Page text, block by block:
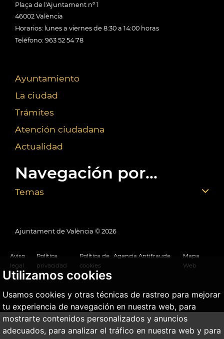
Utilizamos cookies
Usamos cookies y otras técnicas de rastreo para mejorar
tu experiencia de navegación en nuestra web, para
mostrarte contenidos personalizados y anuncios
adecuados, para analizar el tráfico en nuestra web y para
Plaça de l'Ajuntament nº 1
46002 València
Horarios: lunes a viernes de 8:30 a 14:00 horas
Teléfono: 963 52 54 78
Ayuntamiento
La ciudad
Trámites
Atención ciudadana
Actualidad
Navegación por...
Temas
Ajuntament de València © 2026
Aviso
legal
Política
privacidad
Política de
cookies
Agencia Antifraude
Mapa
Web